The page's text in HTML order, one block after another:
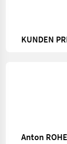
KUNDEN
Anton